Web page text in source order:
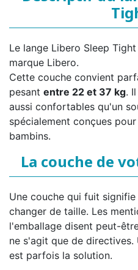
Le lange Libero Sleep
marque Libero.
Cette couche convient
pesant entre 22 et 37 kg.
aussi confortables qu'un
spécialement conçues
bambins.
La couche de
Une couche qui fuit
changer de taille. Les
l'emballage disent peut-
ne s'agit que de directives.
est parfois la solution.